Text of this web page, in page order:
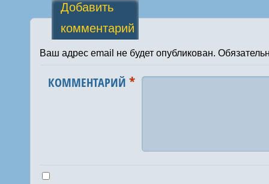
Добавить
комментарий
Ваш адрес email не будет опубликован.
КОММЕНТАРИЙ*